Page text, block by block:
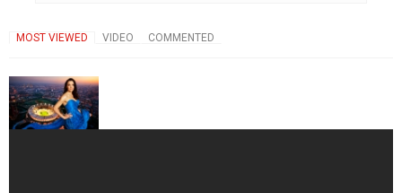
MOST VIEWED VIDEO COMMENTED